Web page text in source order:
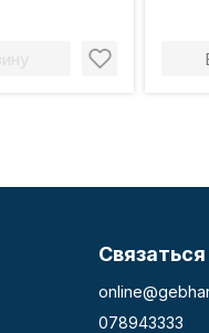
078943333